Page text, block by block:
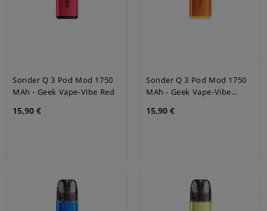
Sonder Q 3 Pod Mod 1750
MAh - Geek Vape-Vibe Red
15,90 €
Sonder Q 3 Pod Mod 1750
MAh - Geek Vape-Vibe
15,90 €